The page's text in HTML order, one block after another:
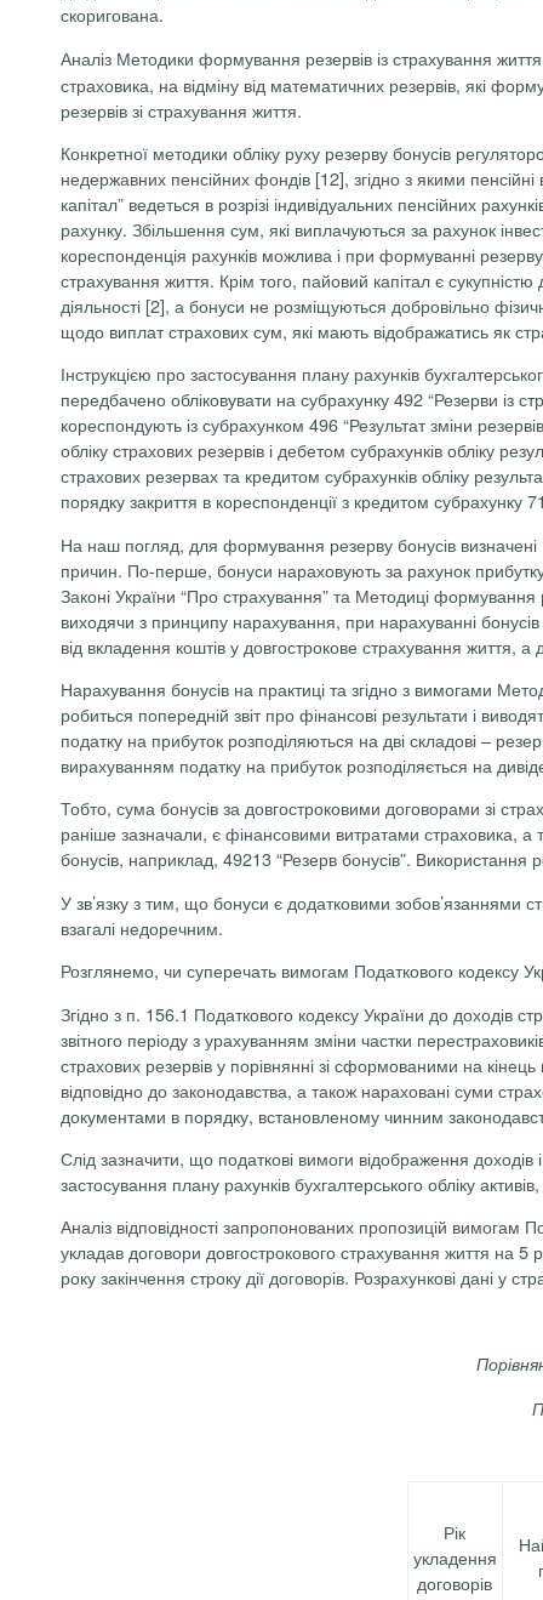
скоригована.
Аналіз Методики формування резервів із страхування
страховика, на відміну від математичних резервів, які
резервів зі страхування життя.
Конкретної методики обліку руху резерву бонусів
недержавних пенсійних фондів [12], згідно з якими
капітал” ведеться в розрізі індивідуальних пенсійних
рахунку. Збільшення сум, які виплачуються за рахунок
кореспонденція рахунків можлива і при формуванні
страхування життя. Крім того, пайовий капітал є
діяльності [2], а бонуси не розміщуються добровільно
щодо виплат страхових сум, які мають відображатись як
Інструкцією про застосування плану рахунків
передбачено обліковувати на субрахунку 492 “Резерви із
кореспондують із субрахунком 496 “Результат зміни
обліку страхових резервів і дебетом субрахунків обліку
страхових резервах та кредитом субрахунків обліку
порядку закриття в кореспонденції з кредитом субрахунку
На наш погляд, для формування резерву бонусів визначені
причин. По-перше, бонуси нараховують за рахунок прибутку
Законі України “Про страхування” та Методиці формування
виходячи з принципу нарахування, при нарахуванні
від вкладення коштів у довгострокове страхування життя,
Нарахування бонусів на практиці та згідно з вимогами
робиться попередній звіт про фінансові результати і
податку на прибуток розподіляються на дві складові –
вирахуванням податку на прибуток розподіляється на
Тобто, сума бонусів за довгостроковими договорами зі
раніше зазначали, є фінансовими витратами страховика, а
бонусів, наприклад, 49213 “Резерв бонусів”.
У зв’язку з тим, що бонуси є додатковими зобов’язаннями
взагалі недоречним.
Розглянемо, чи суперечать вимогам Податкового кодексу
Згідно з п. 156.1 Податкового кодексу України до доходів
звітного періоду з урахуванням зміни частки
страхових резервів у порівнянні зі сформованими на
відповідно до законодавства, а також нараховані суми
документами в порядку, встановленому чинним
Слід зазначити, що податкові вимоги відображення
застосування плану рахунків бухгалтерського обліку
Аналіз відповідності запропонованих пропозицій вимогам
укладав договори довгострокового страхування життя на 5
року закінчення строку дії договорів. Розрахункові дані у
Рік
укладення
до­говорів